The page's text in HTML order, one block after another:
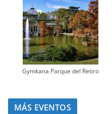
Gymkana Parque del Retiro
MÁS EVENTOS